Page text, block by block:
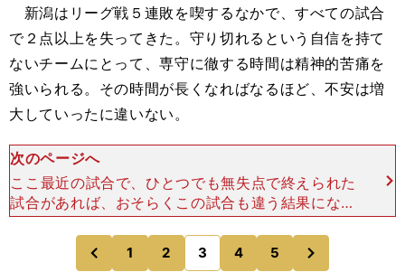
新潟はリーグ戦５連敗を喫するなかで、すべての試合
で２点以上を失ってきた。守り切れるという自信を持て
ないチームにとって、専守に徹する時間は精神的苦痛を
強いられる。その時間が長くなればなるほど、不安は増
大していったに違いない。
次のページへ
ここ最近の試合で、ひとつでも無失点で終えられた
試合があれば、おそらくこの試合も違う結果になっ
ていただろう。だが、負けが続くことで生まれる悪
循環に陥ったチームに、１－０の逃げ切りは簡単な
作業ではなかった
前
のページへ
1 2 3 4 5
のページへ